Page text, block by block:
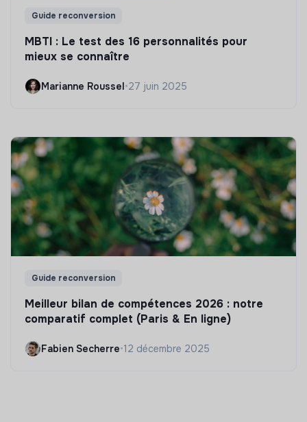
Guide reconversion
MBTI : Le test des 16 personnalités pour
mieux se connaître
Marianne Roussel•27 juin 2025
Guide reconversion
Meilleur bilan de compétences 2026 : notre
comparatif complet (Paris & En ligne)
Fabien Secherre•12 décembre 2025